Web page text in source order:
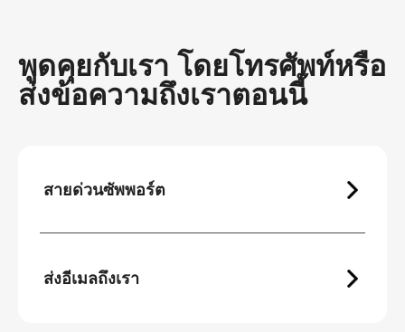
พูดคุยกับเรา โดยโทรศัพท์หรือ
ส่งข้อความถึงเราตอนนี้
สายด่วนซัพพอร์ต
ส่งอีเมลถึงเรา